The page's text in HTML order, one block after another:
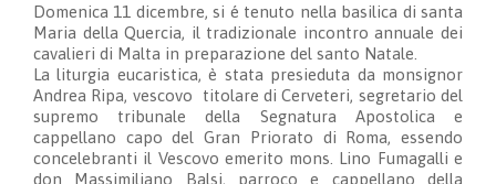
Domenica 11 dicembre, si é tenuto nella basilica di santa
Maria della Quercia, il tradizionale incontro annuale dei
cavalieri di Malta in preparazione del santo Natale.
La liturgia eucaristica, è stata presieduta da monsignor
Andrea Ripa, vescovo titolare di Cerveteri, segretario del
supremo tribunale della Segnatura Apostolica e
cappellano capo del Gran Priorato di Roma, essendo
concelebranti il Vescovo emerito mons. Lino Fumagalli e
don Massimiliano Balsi, parroco e cappellano della